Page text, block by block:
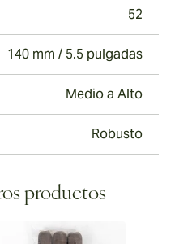
52
140 mm / 5.5 pulgadas
Medio a Alto
Robusto
productos